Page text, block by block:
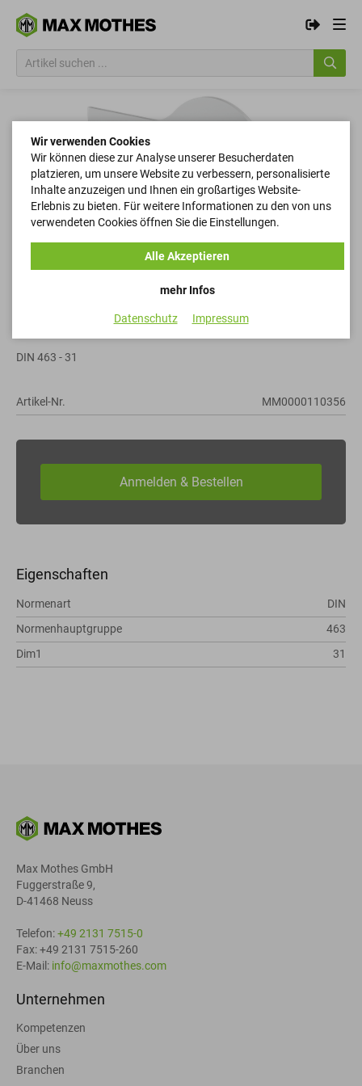
DIN 463 - 31
Artikel-Nr. MM0000110356
Eigenschaften
Normenart
DIN
Normenhauptgruppe
463
Dim1
31
Max Mothes GmbH
Fuggerstraße 9,
D-41468 Neuss
Telefon:+49 2131 7515-0
Fax: +49 2131 7515-260
E-Mail: info@maxmothes.com
Unternehmen
Kompetenzen
Über uns
Branchen
Wir verwenden Cookies
Wir können diese zur Analyse unserer Besucherdaten
platzieren, um unsere Website zu verbessern, personalisierte
Inhalte anzuzeigen und Ihnen ein großartiges Website-
Erlebnis zu bieten. Für weitere Informationen zu den von uns
verwendeten Cookies öffnen Sie die Einstellungen.
mehr Infos
Alle Akzeptieren
Datenschutz Impressum